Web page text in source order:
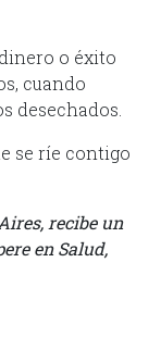
o éxito
cuando
desechados.
se ríe contigo
recibe un
en Salud,